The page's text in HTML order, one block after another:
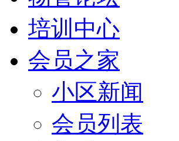
培训中心
会员之家
小区新闻
会员列表